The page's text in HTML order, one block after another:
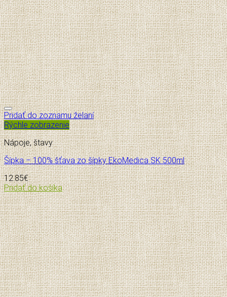
Pridať do zoznamu želaní
Rýchle zobrazenie
Nápoje, štavy
Šípka – 100% šťava zo šípky EkoMedica SK 500ml
12.85€
Pridať do košíka